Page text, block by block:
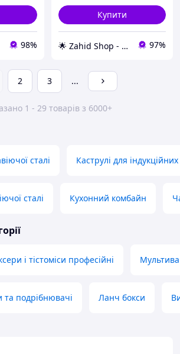
98%
Купити
🌟 Zahid Shop - найкраще з Європи 🌟 97%
2 3 ...
1 - 29 товарів з 6000+
сталі Каструлі для
сталі Кухонний комбайн
і тістоміси професійні
та подрібнювачі Ланч бокси